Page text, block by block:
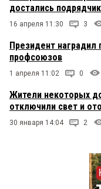
достались
16 апреля 11:30 3
Президент
профсоюзов
1 апреля 11:02 0
Жители некоторых
отключили свет и
30 января 14:04 2